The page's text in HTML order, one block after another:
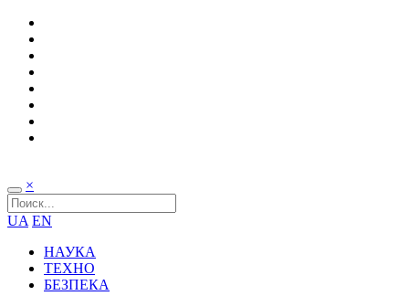
×
UA EN
НАУКА
ТЕХНО
БЕЗПЕКА